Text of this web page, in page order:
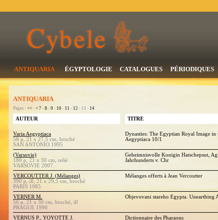
ANTIQUARIA ÉGYPTOLOGIE CATALOGUES PÉRIODIQUES
ANTIQUARIA
Pages : << - < 7 - 8 - 9 - 10 - 11 - 12 - 13 - 14
AUTEUR TITRE
Varia Aegyptiaca
58 p, 21 x 27,5 cm, broché
SAN ANTONIO 1995
Dynasties: The Egyptian Royal Image
Aegyptiaca 10/1
(Varsovie)
180 p, 21 x 30 cm, relié
VARSOVIE 2007
Geheimnisvolle Konigin Hatschepsut,
Jahrhunderts v. Chr
VERCOUTTER J. (Mélanges)
390 p, ill, 21 x 29,5 cm, broché
PARIS 1985
Mélanges offerts à Jean Vercoutter
VERNER M.
56 p, 21 x 30 cm, broché, ill
PRAGUE 1990
Objevovani stareho Egypta. Unearthing
VERNUS P., YOYOTTE J.
Dictionnaire des Pharaons